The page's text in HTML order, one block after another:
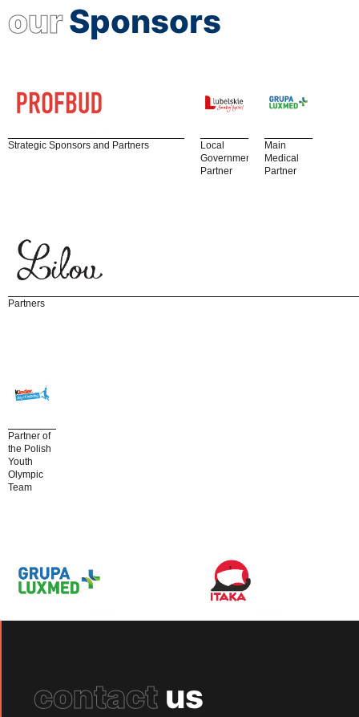
ourSponsors
Strategic Sponsors and Partners
Local
Government
Partner
Main
Medical
Partner
Partners
Partner of
the Polish
Youth
Olympic
Team
contact us